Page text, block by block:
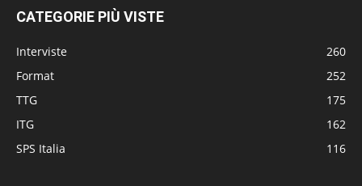
CATEGORIE PIÙ VISTE
Interviste
260
Format
252
TTG
175
ITG
162
SPS Italia
116